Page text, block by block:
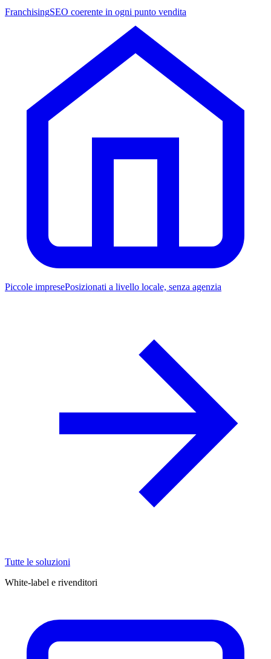
FranchisingSEO coerente in ogni punto vendita
Piccole impresePosizionati a livello locale, senza agenzia
Tutte le soluzioni
White-label e rivenditori